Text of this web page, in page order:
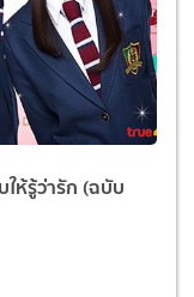
ให้รู้ว่ารัก (ฉบับ